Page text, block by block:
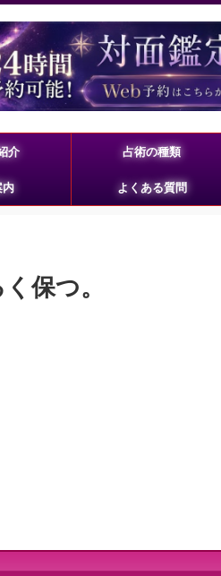
介 占術の種類
内 よくある質問
保つ。